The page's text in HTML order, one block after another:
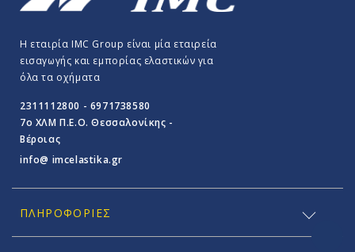
Η εταιρία IMC Group είναι μία εταιρεία
εισαγωγής και εμπορίας ελαστικών για
όλα τα οχήματα
2311112800 - 6971738580
7o ΧΛΜ Π.E.O. Θεσσαλονίκης -
Βέροιας
info@ imcelastika.gr
ΠΛΗΡΟΦΟΡΊΕΣ